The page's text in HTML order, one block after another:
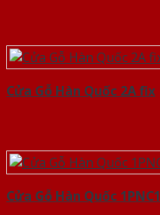
Cửa Gỗ Hàn Quốc 2A fix
Cửa Gỗ Hàn Quốc 1PNC1